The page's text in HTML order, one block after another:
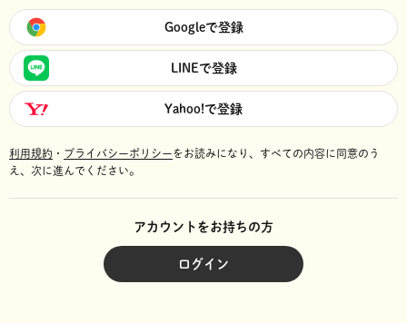
Googleで登録
LINEで登録
Yahoo!で登録
利用規約 ・ プライバシーポリシーをお読みになり、 すべての内容に同意のう
え、次に進んでください。
アカウントをお持ちの方
ログイン